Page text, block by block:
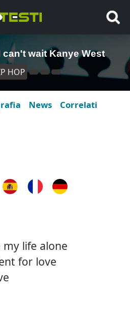
can't wait Kanye West
HOP
News Correlati
life alone
for love